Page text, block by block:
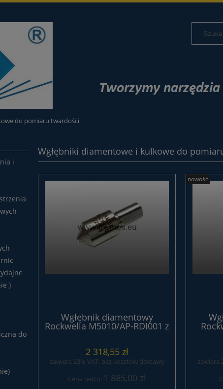
do pomiaru twardości
i
)
do
Wgłębniki diamentowe i kulkowe do
Wgłębnik diamentowy
Rockwella M5010/AP-RDI001 z
2 318,55 zł
zawiera 23% VAT, bez kosztów dostawy
Cena netto: 1 885,00 zł
zawiera
nowość